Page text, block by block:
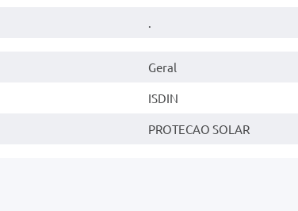
Geral
ISDIN
PROTECAO SOLAR